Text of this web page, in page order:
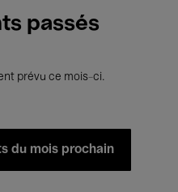
passés
prévu ce mois-ci.
du mois prochain